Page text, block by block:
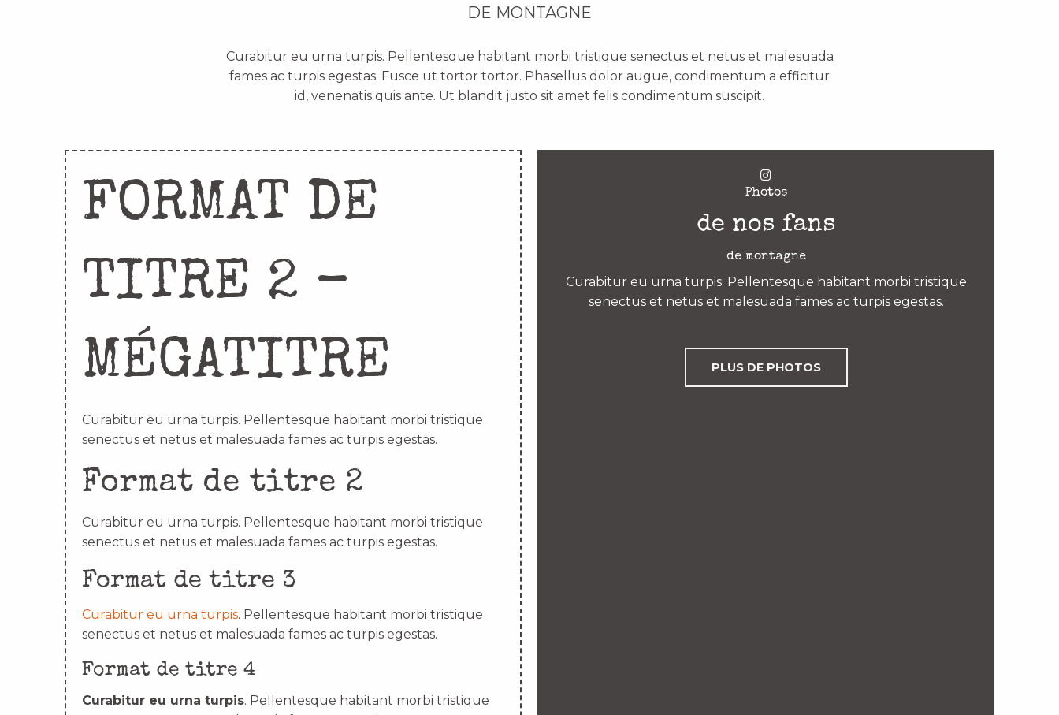
DE MONTAGNE
Curabitur eu urna turpis. Pellentesque habitant morbi tristique senectus et netus et malesuada
fames ac turpis egestas. Fusce ut tortor tortor. Phasellus dolor augue, condimentum a efficitur
id, venenatis quis ante. Ut blandit justo sit amet felis condimentum suscipit.
FORMAT DE
TITRE 2 –
MÉGATITRE
Curabitur eu urna turpis. Pellentesque habitant morbi tristique
senectus et netus et malesuada fames ac turpis egestas.
Format de titre 2
Curabitur eu urna turpis. Pellentesque habitant morbi tristique
senectus et netus et malesuada fames ac turpis egestas.
Format de titre 3
Curabitur eu urna turpis. Pellentesque habitant morbi tristique
senectus et netus et malesuada fames ac turpis egestas.
Format de titre 4
Curabitur eu urna turpis. Pellentesque habitant morbi tristique
Photos
de nos fans
de montagne
Curabitur eu urna turpis. Pellentesque habitant morbi tristique
senectus et netus et malesuada fames ac turpis egestas.
PLUS DE PHOTOS